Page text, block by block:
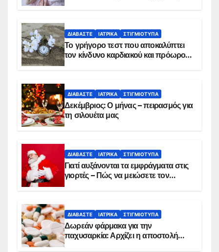
ΔΙΑΒΆΣΤΕ ΙΑΤΡΙΚΆ ΣΤΙΓΜΙΌΤΥΠΑ
Το γρήγορο τεστ που αποκαλύπτει
τον κίνδυνο καρδιακού και πρόωρου
ΔΙΑΒΆΣΤΕ ΙΑΤΡΙΚΆ ΣΤΙΓΜΙΌΤΥΠΑ
Δεκέμβριος: Ο μήνας – πειρασμός για
τη σιλουέτα μας
ΔΙΑΒΆΣΤΕ ΙΑΤΡΙΚΆ ΣΤΙΓΜΙΌΤΥΠΑ
Γιατί αυξάνονται τα εμφράγματα στις
γιορτές – Πώς να μειώσετε τον
ΔΙΑΒΆΣΤΕ ΙΑΤΡΙΚΆ ΣΤΙΓΜΙΌΤΥΠΑ
Δωρεάν φάρμακα για την
παχυσαρκία: Αρχίζει η αποστολή